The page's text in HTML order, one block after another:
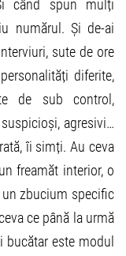
când spun mulți
numărul. Și de-ai
sute de ore
diferite,
de sub control,
agresivi…
îi simți. Au ceva
freamăt interior, o
zbucium specific
ce până la urmă
este modul